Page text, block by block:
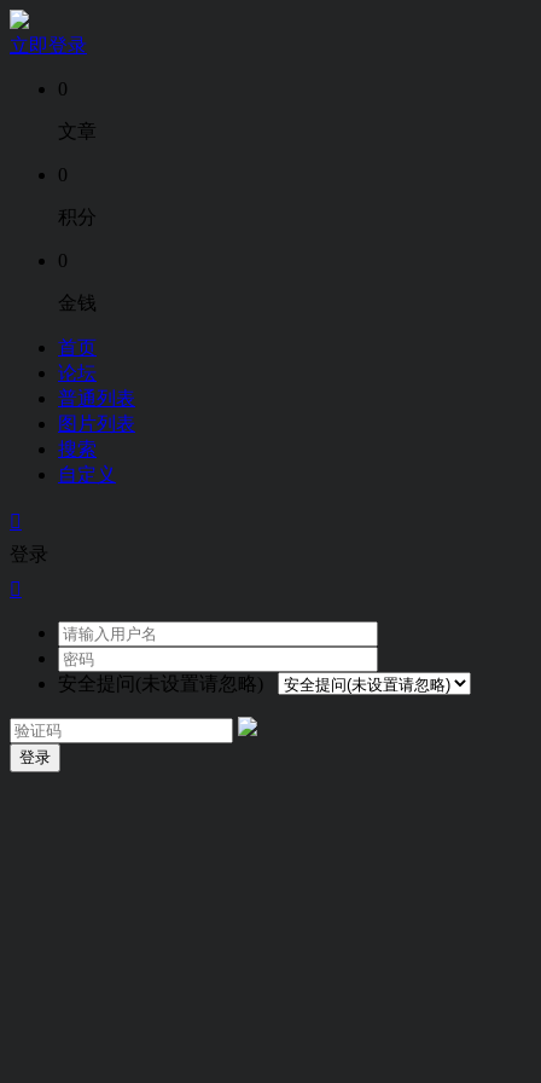
立即登录
0
文章
0
积分
0
金钱
首页
论坛
普通列表
图片列表
搜索
自定义

登录

安全提问(未设置请忽略)
登录